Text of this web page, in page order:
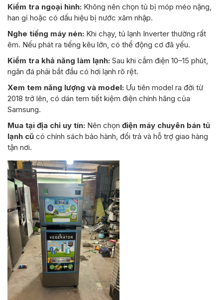
Kiểm tra ngoại hình: Không nên chọn tủ bị móp méo nặng,
han gỉ hoặc có dấu hiệu bị nước xâm nhập.
Nghe tiếng máy nén: Khi chạy, tủ lạnh Inverter thường rất
êm. Nếu phát ra tiếng kêu lớn, có thể động cơ đã yếu.
Kiểm tra khả năng làm lạnh: Sau khi cắm điện 10–15 phút,
ngăn đá phải bắt đầu có hơi lạnh rõ rệt.
Xem tem năng lượng và model: Ưu tiên model ra đời từ
2018 trở lên, có dán tem tiết kiệm điện chính hãng của
Samsung.
Mua tại địa chỉ uy tín: Nên chọn điện máy chuyên bán tủ
lạnh cũ có chính sách bảo hành, đổi trả và hỗ trợ giao hàng
tận nơi.